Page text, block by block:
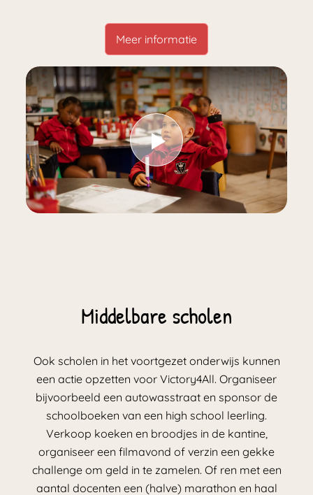
Meer informatie
Play Video
Middelbare scholen
Ook scholen in het voortgezet onderwijs kunnen
een actie opzetten voor Victory4All. Organiseer
bijvoorbeeld een autowasstraat en sponsor de
schoolboeken van een high school leerling.
Verkoop koeken en broodjes in de kantine,
organiseer een filmavond of verzin een gekke
challenge om geld in te zamelen. Of ren met een
aantal docenten een (halve) marathon en haal